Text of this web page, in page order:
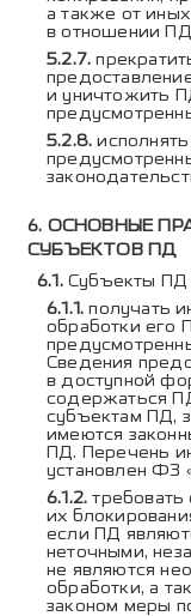
а также от
в отношении
и уничтожить
ОСНОВНЫЕ
СУБЪЕКТОВ ПД
Субъекты ПД
получать
обработки его
Сведения
в доступной
содержаться
субъектам ПД,
имеются
ПД. Перечень
установлен ФЗ
требовать
их
если ПД
неточными,
не являются
обработки, а
законом меры